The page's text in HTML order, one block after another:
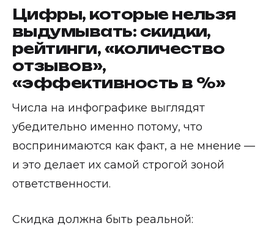
Цифры, которые нельзя
выдумывать: скидки,
рейтинги, «количество
отзывов»,
«эффективность в %»
Числа на инфографике выглядят
убедительно именно потому, что
воспринимаются как факт, а не мнение —
и это делает их самой строгой зоной
ответственности.
Скидка должна быть реальной: